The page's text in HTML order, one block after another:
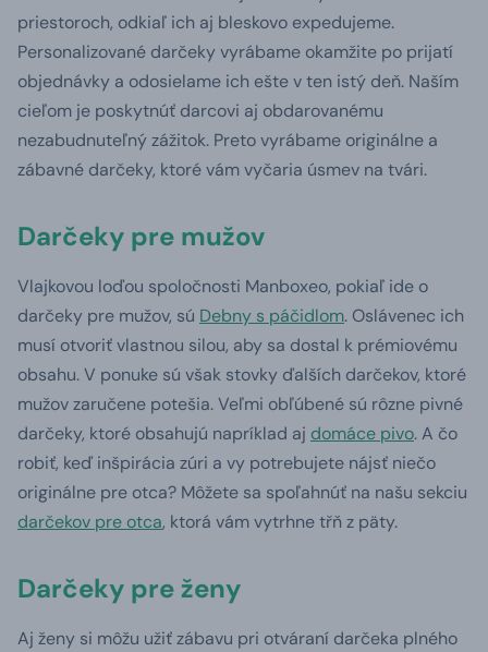
priestoroch, odkiaľ ich aj bleskovo expedujeme.
Personalizované darčeky vyrábame okamžite po prijatí
objednávky a odosielame ich ešte v ten istý deň. Naším
cieľom je poskytnúť darcovi aj obdarovanému
nezabudnuteľný zážitok. Preto vyrábame originálne a
zábavné darčeky, ktoré vám vyčaria úsmev na tvári.
Darčeky pre mužov
Vlajkovou loďou spoločnosti Manboxeo, pokiaľ ide o
darčeky pre mužov, sú Debny s páčidlom. Oslávenec ich
musí otvoriť vlastnou silou, aby sa dostal k prémiovému
obsahu. V ponuke sú však stovky ďalších darčekov, ktoré
mužov zaručene potešia. Veľmi obľúbené sú rôzne pivné
darčeky, ktoré obsahujú napríklad aj domáce pivo. A čo
robiť, keď inšpirácia zúri a vy potrebujete nájsť niečo
originálne pre otca? Môžete sa spoľahnúť na našu sekciu
darčekov pre otca, ktorá vám vytrhne třň z päty.
Darčeky pre ženy
Aj ženy si môžu užiť zábavu pri otváraní darčeka plného